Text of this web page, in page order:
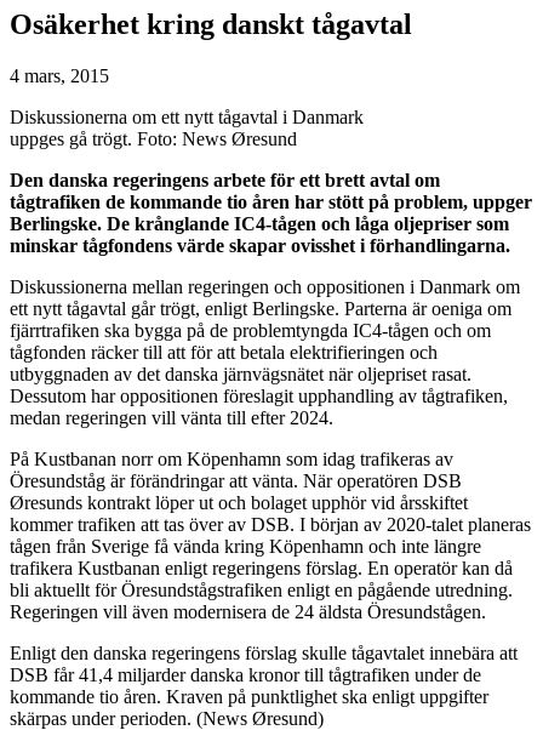
Osäkerhet kring danskt tågavtal
4 mars, 2015
Diskussionerna om ett nytt tågavtal i Danmark
uppges gå trögt. Foto: News Øresund
Den danska regeringens arbete för ett brett avtal om
tågtrafiken de kommande tio åren har stött på problem, uppger
Berlingske. De krånglande IC4-tågen och låga oljepriser som
minskar tågfondens värde skapar ovisshet i förhandlingarna.
Diskussionerna mellan regeringen och oppositionen i Danmark om
ett nytt tågavtal går trögt, enligt Berlingske. Parterna är oeniga om
fjärrtrafiken ska bygga på de problemtyngda IC4-tågen och om
tågfonden räcker till att för att betala elektrifieringen och
utbyggnaden av det danska järnvägsnätet när oljepriset rasat.
Dessutom har oppositionen föreslagit upphandling av tågtrafiken,
medan regeringen vill vänta till efter 2024.
På Kustbanan norr om Köpenhamn som idag trafikeras av
Öresundståg är förändringar att vänta. När operatören DSB
Øresunds kontrakt löper ut och bolaget upphör vid årsskiftet
kommer trafiken att tas över av DSB. I början av 2020-talet planeras
tågen från Sverige få vända kring Köpenhamn och inte längre
trafikera Kustbanan enligt regeringens förslag. En operatör kan då
bli aktuellt för Öresundstågstrafiken enligt en pågående utredning.
Regeringen vill även modernisera de 24 äldsta Öresundstågen.
Enligt den danska regeringens förslag skulle tågavtalet innebära att
DSB får 41,4 miljarder danska kronor till tågtrafiken under de
kommande tio åren. Kraven på punktlighet ska enligt uppgifter
skärpas under perioden. (News Øresund)